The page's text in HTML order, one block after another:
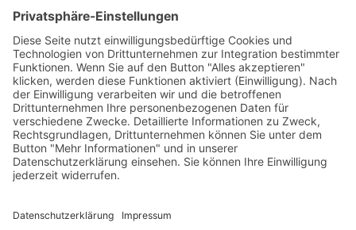
Augenbehandlungen stehen Ihnen diese
Fachärzte mit ihrem Fachwissen und modernen
medizinischen Geräten zur Verfügung. Zusätzlich
bieten wir Zugang zu erfahrenen Kinderärzten in
Achern (Baden), die sich liebevoll um das
Wohlergehen Ihrer Kinder kümmern. Diese
Fachärzte bieten umfassende
Vorsorgeuntersuchungen, Impfungen und
behandeln akute und chronische Erkrankungen
besten Augenärzte und den besten